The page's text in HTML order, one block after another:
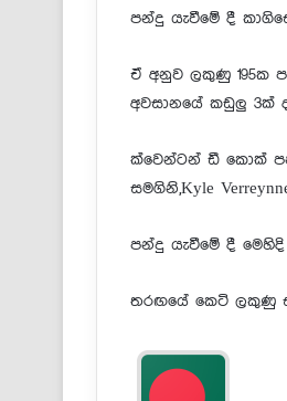
පන්දු යැවීමේ දී
ඒ අනුව ලකුණු 195ක
අවසානයේ කඩුලු 3ක්
ක්වෙන්ටන් ඩී කොක්
සමගිනි,Kyle
පන්දු යැවීමේ දී
තරඟයේ කෙටි ලකුණු